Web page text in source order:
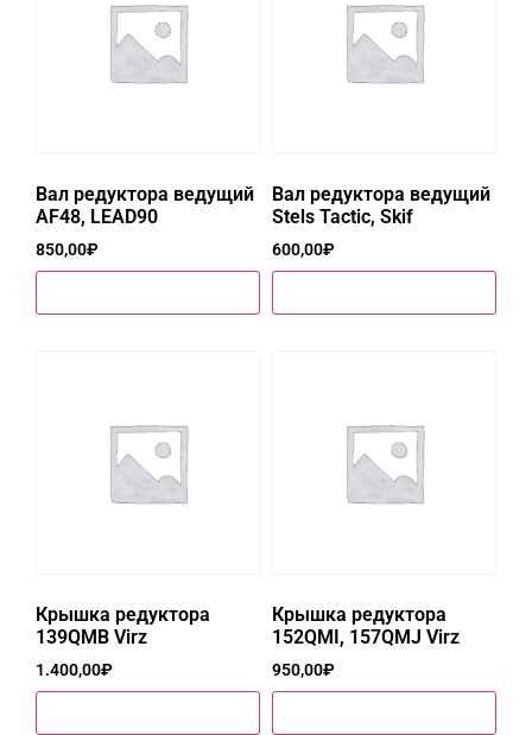
Вал редуктора ведущий
AF48, LEAD90
850,00₽
Вал редуктора ведущий
Stels Tactic, Skif
600,00₽
Крышка редуктора
139QMB Virz
1.400,00₽
Крышка редуктора
152QMI, 157QMJ Virz
950,00₽